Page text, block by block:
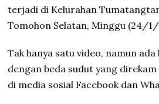
terjadi di Kelurahan
Tomohon Selatan, Minggu (24/1/
Tak hanya satu video, namun
dengan beda sudut yang
di media sosial Facebook dan